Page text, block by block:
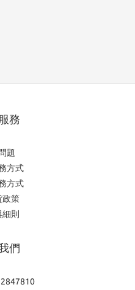
務
題
方式
方式
政策
則
們